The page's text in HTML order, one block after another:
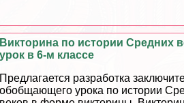
Викторина по истории Средних
урок в 6-м классе
Предлагается разработка
обобщающего урока по истории